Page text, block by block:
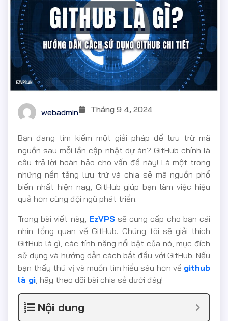
webadmin Tháng 9 4, 2024
Bạn đang tìm kiếm một giải pháp để lưu trữ mã
nguồn sau mỗi lần cập nhật dự án? GitHub chính là
câu trả lời hoàn hảo cho vấn đề này! Là một trong
những nền tảng lưu trữ và chia sẻ mã nguồn phổ
biến nhất hiện nay, GitHub giúp bạn làm việc hiệu
quả hơn cùng đội ngũ phát triển.
Trong bài viết này, EzVPSsẽ cung cấp cho bạn cái
nhìn tổng quan về GitHub. Chúng tôi sẽ giải thích
GitHub là gì, các tính năng nổi bật của nó, mục đích
sử dụng và hướng dẫn cách bắt đầu với GitHub. Nếu
bạn thấy thú vị và muốn tìm hiểu sâu hơn về github
là gì , hãy theo dõi bài chia sẻ dưới đây!
Nội dung